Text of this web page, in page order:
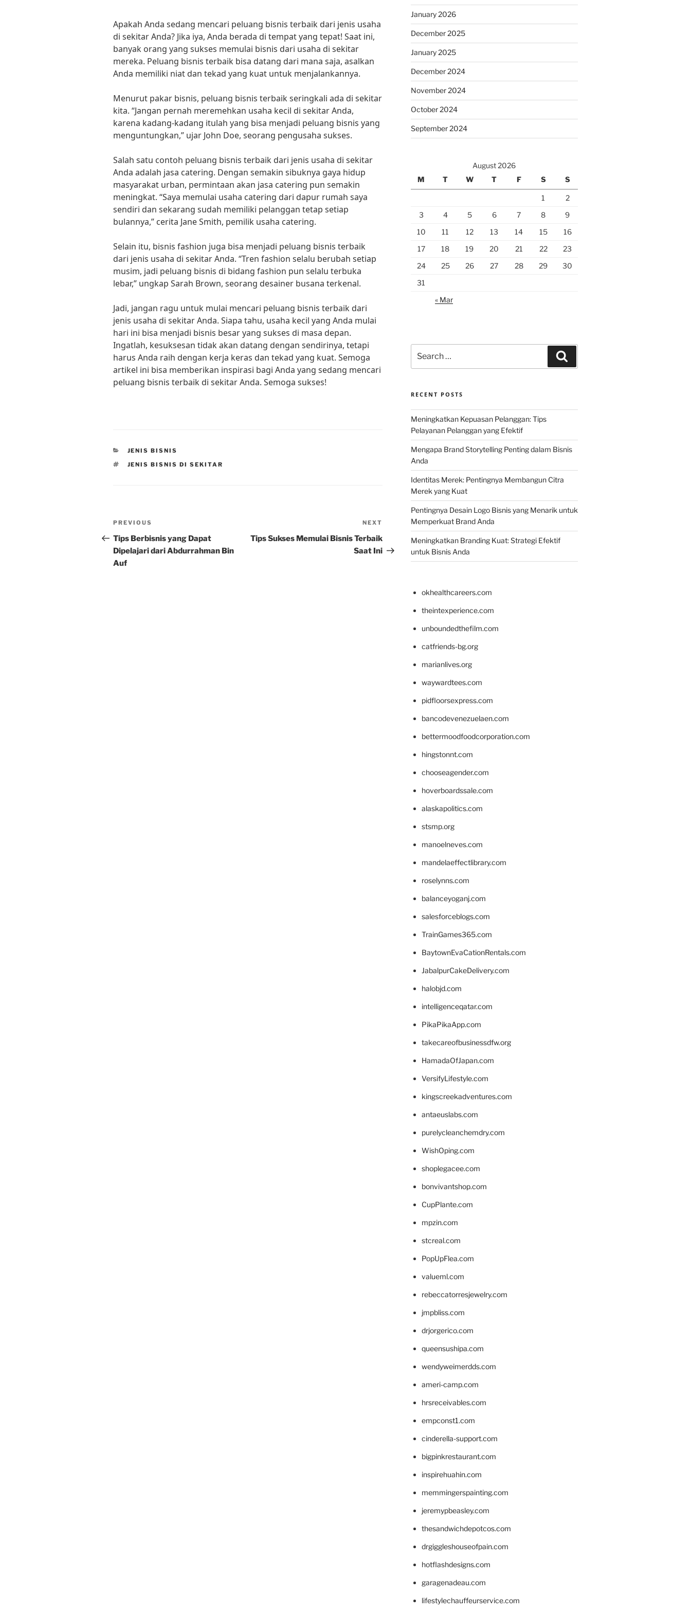
Apakah Anda sedang mencari peluang bisnis terbaik dari jenis usaha
di sekitar Anda? Jika iya, Anda berada di tempat yang tepat! Saat ini,
banyak orang yang sukses memulai bisnis dari usaha di sekitar
mereka. Peluang bisnis terbaik bisa datang dari mana saja, asalkan
Anda memiliki niat dan tekad yang kuat untuk menjalankannya.
Menurut pakar bisnis, peluang bisnis terbaik seringkali ada di sekitar
kita. “Jangan pernah meremehkan usaha kecil di sekitar Anda,
karena kadang-kadang itulah yang bisa menjadi peluang bisnis yang
menguntungkan,” ujar John Doe, seorang pengusaha sukses.
Salah satu contoh peluang bisnis terbaik dari jenis usaha di sekitar
Anda adalah jasa catering. Dengan semakin sibuknya gaya hidup
masyarakat urban, permintaan akan jasa catering pun semakin
meningkat. “Saya memulai usaha catering dari dapur rumah saya
sendiri dan sekarang sudah memiliki pelanggan tetap setiap
bulannya,” cerita Jane Smith, pemilik usaha catering.
Selain itu, bisnis fashion juga bisa menjadi peluang bisnis terbaik
dari jenis usaha di sekitar Anda. “Tren fashion selalu berubah setiap
musim, jadi peluang bisnis di bidang fashion pun selalu terbuka
lebar,” ungkap Sarah Brown, seorang desainer busana terkenal.
Jadi, jangan ragu untuk mulai mencari peluang bisnis terbaik dari
jenis usaha di sekitar Anda. Siapa tahu, usaha kecil yang Anda mulai
hari ini bisa menjadi bisnis besar yang sukses di masa depan.
Ingatlah, kesuksesan tidak akan datang dengan sendirinya, tetapi
harus Anda raih dengan kerja keras dan tekad yang kuat. Semoga
artikel ini bisa memberikan inspirasi bagi Anda yang sedang mencari
peluang bisnis terbaik di sekitar Anda. Semoga sukses!
CATEGORIES
JENIS BISNIS
TAGS
JENIS BISNIS DI SEKITAR
Post
navigation
Previous
Post
PREVIOUS
Tips Berbisnis yang Dapat
Dipelajari dari Abdurrahman Bin
Auf
Post
NEXT
Tips Sukses Memulai Bisnis Terbaik
Saat Ini
January 2026
December 2025
January 2025
December 2024
November 2024
October 2024
September 2024
August 2026
M
T W T F S S
1
2
3
4 5 6 7 8
9
10
11 12 13 14 15
16
17
18 19 20 21 22
23
24
25 26 27 28 29
30
31
« Mar
for:
RECENT POSTS
Meningkatkan Kepuasan Pelanggan: Tips
Pelayanan Pelanggan yang Efektif
Mengapa Brand Storytelling Penting dalam Bisnis
Anda
Identitas Merek: Pentingnya Membangun Citra
Merek yang Kuat
Pentingnya Desain Logo Bisnis yang Menarik untuk
Memperkuat Brand Anda
Meningkatkan Branding Kuat: Strategi Efektif
untuk Bisnis Anda
okhealthcareers.com
theintexperience.com
unboundedthefilm.com
catfriends-bg.org
marianlives.org
waywardtees.com
pidfloorsexpress.com
bancodevenezuelaen.com
bettermoodfoodcorporation.com
hingstonnt.com
chooseagender.com
hoverboardssale.com
alaskapolitics.com
stsmp.org
manoelneves.com
mandelaeffectlibrary.com
roselynns.com
balanceyoganj.com
salesforceblogs.com
TrainGames365.com
BaytownEvaCationRentals.com
JabalpurCakeDelivery.com
halobjd.com
intelligenceqatar.com
PikaPikaApp.com
takecareofbusinessdfw.org
HamadaOfJapan.com
VersifyLifestyle.com
kingscreekadventures.com
antaeuslabs.com
purelycleanchemdry.com
WishOping.com
shoplegacee.com
bonvivantshop.com
CupPlante.com
mpzin.com
stcreal.com
PopUpFlea.com
valueml.com
rebeccatorresjewelry.com
jmpbliss.com
drjorgerico.com
queensushipa.com
wendyweimerdds.com
ameri-camp.com
hrsreceivables.com
empconst1.com
cinderella-support.com
bigpinkrestaurant.com
inspirehuahin.com
memmingerspainting.com
jeremypbeasley.com
thesandwichdepotcos.com
drgiggleshouseofpain.com
hotflashdesigns.com
garagenadeau.com
lifestylechauffeurservice.com